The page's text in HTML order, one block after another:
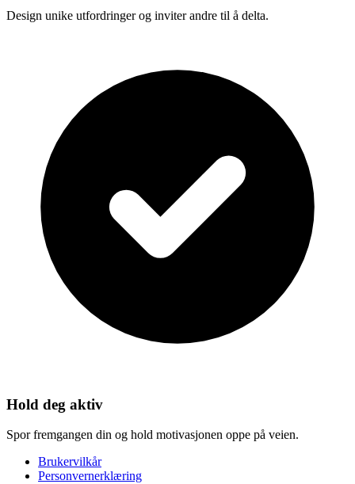
Design unike utfordringer og inviter andre til å delta.
Hold deg aktiv
Spor fremgangen din og hold motivasjonen oppe på veien.
Brukervilkår
Personvernerklæring